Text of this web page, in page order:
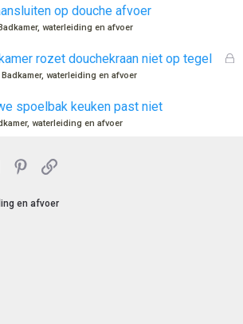
op douche afvoer
Badkamer, waterleiding en afvoer
G
rozet douchekraan niet op tegel
Badkamer, waterleiding en afvoer
spoelbak keuken past niet
waterleiding en afvoer
LinkedInPinterest
Link
en afvoer